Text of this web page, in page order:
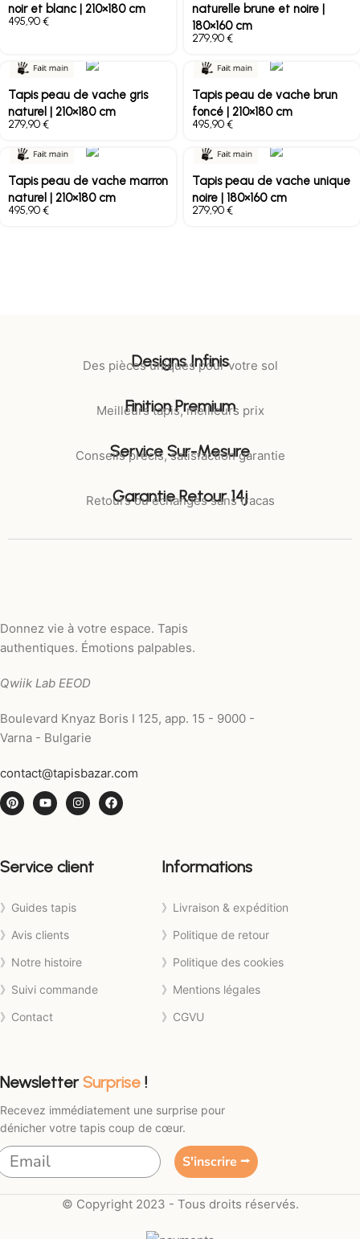
noir et blanc | 210×180 cm
€
naturelle brune et noire |
180×160 cm
€
Tapis peau de vache gris
naturel | 210×180 cm
€
Tapis peau de vache brun
foncé | 210×180 cm
€
Tapis peau de vache marron
naturel | 210×180 cm
€
Tapis peau de vache unique
noire | 180×160 cm
€
Designs Infinis
Des pièces uniques pour votre sol
Finition Premium
Meilleurs tapis, meilleurs prix
Service Sur-Mesure
Conseils précis, satisfaction garantie
Garantie Retour 14j
Retours ou échanges sans tracas
Donnez vie à votre espace. Tapis
authentiques. Émotions palpables.
Qwiik Lab EEOD
Boulevard Knyaz Boris I 125, app. 15 - 9000 -
Varna - Bulgarie
contact@tapisbazar.com
Service client
》Guides tapis
》Avis clients
》Notre histoire
》Suivi commande
》Contact
Informations
》Livraison & expédition
》Politique de retour
》Politique des cookies
》Mentions légales
》CGVU
NewsletterSurprise !
Recevez immédiatement une surprise pour
dénicher votre tapis coup de cœur.
S'inscrire ⭢
© Copyright 2023 - Tous droits réservés.